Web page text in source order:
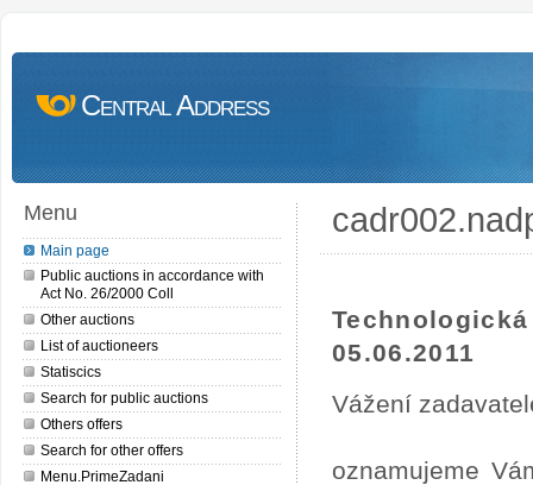
Central Address
Menu
Main page
Public auctions in accordance with
Act No. 26/2000 Coll
Other auctions
List of auctioneers
Statiscics
Search for public auctions
Others offers
Search for other offers
Menu.PrimeZadani
05.06.2011
Vážení
oznamujeme